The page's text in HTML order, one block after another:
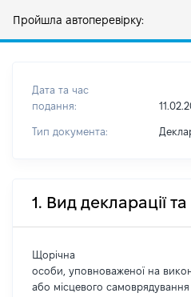
Пройшла автоперевірку:
Дата та час
подання:
Тип документа:
1. Вид декларації
Щорічна
особи, уповноваженої на
або місцевого